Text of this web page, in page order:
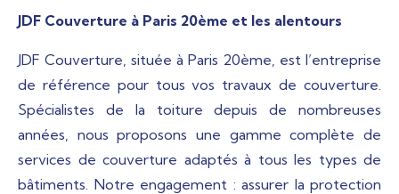
JDF Couverture à Paris 20ème et les alentours
JDF Couverture, située à Paris 20ème, est l’entreprise
de référence pour tous vos travaux de couverture.
Spécialistes de la toiture depuis de nombreuses
années, nous proposons une gamme complète de
services de couverture adaptés à tous les types de
bâtiments. Notre engagement : assurer la protection